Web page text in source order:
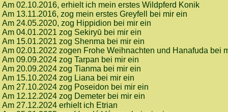
Am 02.10.2016, erhielt ich mein erstes Wildpferd Konik
Am 13.11.2016, zog mein erstes Greyfell bei mir ein
Am 24.05.2020, zog Hippidion bei mir ein
Am 04.01.2021 zog Sekiryū bei mir ein
Am 15.01.2021 zog Shenma bei mir ein
Am 02.01.2022 zogen Frohe Weihnachten und Hanafuda bei
Am 09.09.2024 zog Tarpan bei mir ein
Am 20.09.2024 zog Tianma bei mir ein
Am 15.10.2024 zog Liana bei mir ein
Am 27.10.2024 zog Poseidon bei mir ein
Am 12.12.2024 zog Demeter bei mir ein
Am 27.12.2024 erhielt ich Etrian